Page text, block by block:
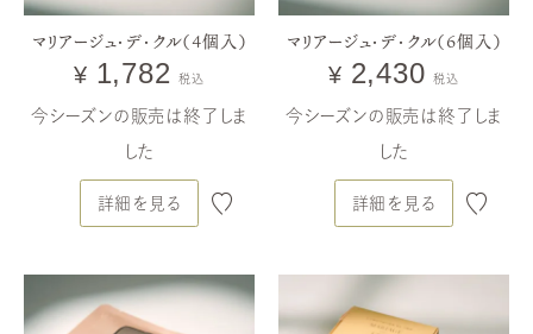
マリアージュ・デ・クル（4個入）
¥ 1,782 税込
今シーズンの販売は終了しま
した
詳細を見る
マリアージュ・デ・クル（6個入）
¥ 2,430 税込
今シーズンの販売は終了しま
した
詳細を見る